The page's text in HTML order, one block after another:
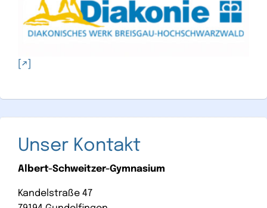
Unser Kontakt
Albert-Schweitzer-Gymnasium
Kandelstraße 47